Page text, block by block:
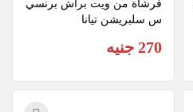
فرشاة من ويت براش برنسي
س سلبريشن تيانا
270 جنيه